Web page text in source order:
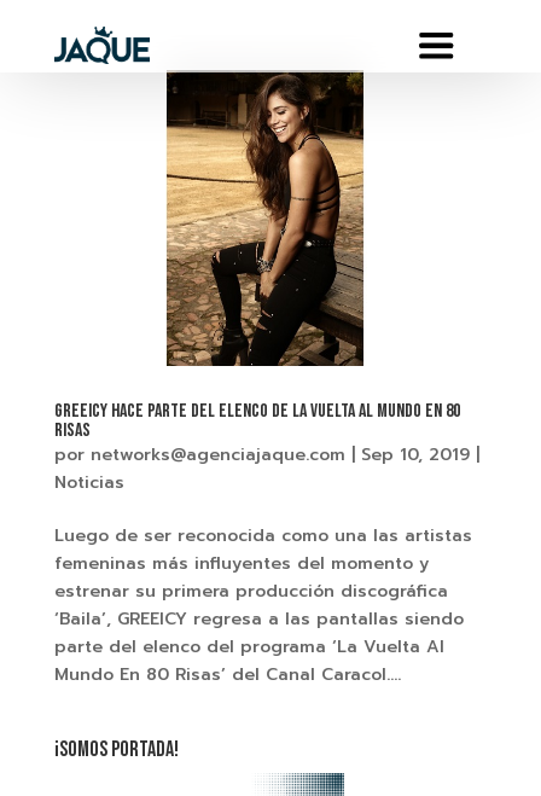
GREEICY HACE PARTE DEL ELENCO DE LA VUELTA AL MUNDO EN 80
RISAS
por networks@agenciajaque.com | Sep 10, 2019|
Noticias
Luego de ser reconocida como una las artistas
femeninas más influyentes del momento y
estrenar su primera producción discográfica
‘Baila’, GREEICY regresa a las pantallas siendo
parte del elenco del programa ‘La Vuelta Al
Mundo En 80 Risas’ del Canal Caracol....
¡SOMOS PORTADA!